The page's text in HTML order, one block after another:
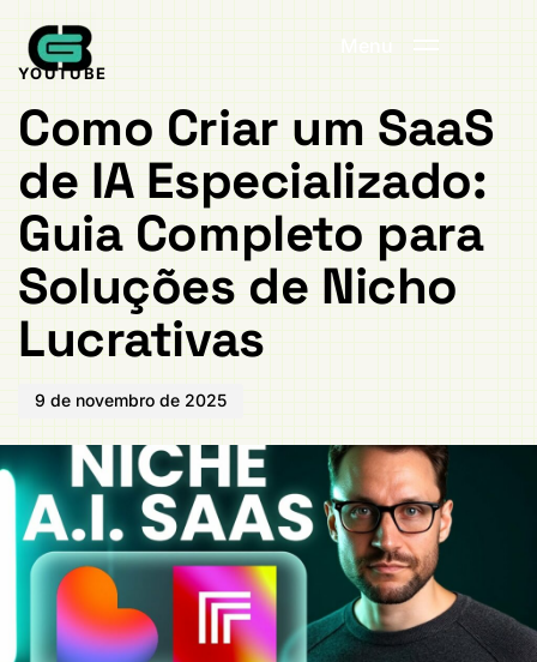
Menu
EM:
YOUTUBE
Como Criar um SaaS
de IA Especializado:
Guia Completo para
Soluções de Nicho
Lucrativas
em:
9 de novembro de 2025